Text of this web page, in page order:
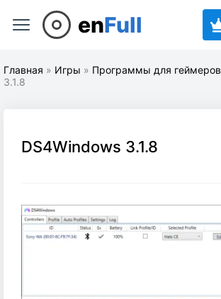
enFull
Главная » Игры » Программы для геймеров
3.1.8
DS4Windows 3.1.8